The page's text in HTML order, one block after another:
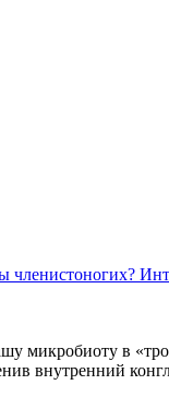
членистоногих?
микробиоту в
внутренний